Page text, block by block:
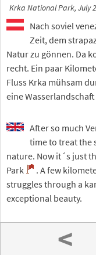
Krka National Park, July
Nach soviel
Zeit, dem
Natur zu gönnen. Da
recht. Ein paar
Fluss Krka mühsam
eine
After so much
time to treat the
nature. Now it´s just
Park
. A few
struggles through a
exceptional beauty.
<